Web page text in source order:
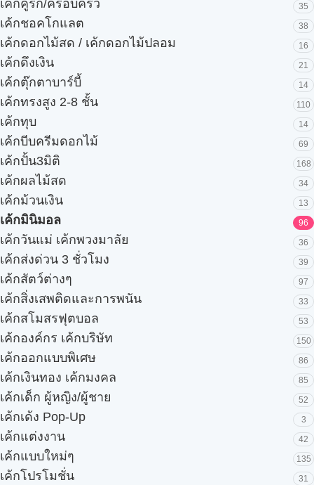
เค้กคู่รัก/ครอบครัว 35
เค้กชอคโกแลต 38
เค้กดอกไม้สด / เค้กดอกไม้ปลอม 16
เค้กดึงเงิน 21
เค้กตุ๊กตาบาร์บี้ 14
เค้กทรงสูง 2-8 ชั้น 110
เค้กทุบ 14
เค้กบีบครีมดอกไม้ 69
เค้กปั้น3มิติ 168
เค้กผลไม้สด 34
เค้กม้วนเงิน 13
เค้กมินิมอล 96
เค้กวันแม่ เค้กพวงมาลัย 36
เค้กส่งด่วน 3 ชั่วโมง 39
เค้กสัตว์ต่างๆ 97
เค้กสิ่งเสพติดและการพนัน 33
เค้กสโมสรฟุตบอล 53
เค้กองค์กร เค้กบริษัท 150
เค้กออกแบบพิเศษ 86
เค้กเงินทอง เค้กมงคล 85
เค้กเด็ก ผู้หญิง/ผู้ชาย 52
เค้กเด้ง Pop-Up 3
เค้กแต่งงาน 42
เค้กแบบใหม่ๆ 135
เค้กโปรโมชั่น 31